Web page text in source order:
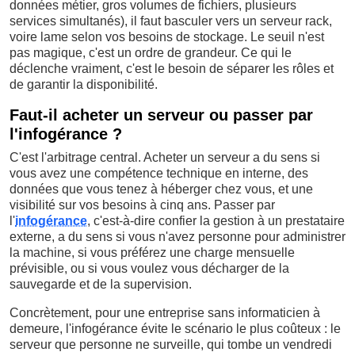
données métier, gros volumes de fichiers, plusieurs
services simultanés), il faut basculer vers un serveur rack,
voire lame selon vos besoins de stockage. Le seuil n'est
pas magique, c'est un ordre de grandeur. Ce qui le
déclenche vraiment, c'est le besoin de séparer les rôles et
de garantir la disponibilité.
Faut-il acheter un serveur ou passer par
l'infogérance ?
C'est l'arbitrage central. Acheter un serveur a du sens si
vous avez une compétence technique en interne, des
données que vous tenez à héberger chez vous, et une
visibilité sur vos besoins à cinq ans. Passer par
l'infogérance, c'est-à-dire confier la gestion à un prestataire
externe, a du sens si vous n'avez personne pour administrer
la machine, si vous préférez une charge mensuelle
prévisible, ou si vous voulez vous décharger de la
sauvegarde et de la supervision.
Concrètement, pour une entreprise sans informaticien à
demeure, l'infogérance évite le scénario le plus coûteux : le
serveur que personne ne surveille, qui tombe un vendredi